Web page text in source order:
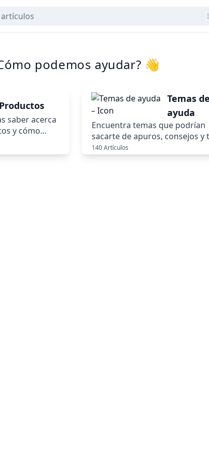
podemos ayudar? 👋
Productos
saber acerca
y cómo
TUU.
Temas de
ayuda
Encuentra temas que podrían
sacarte de apuros, consejos y
específicos respecto a nuestro
servicio y todo lo que
140 Artículos